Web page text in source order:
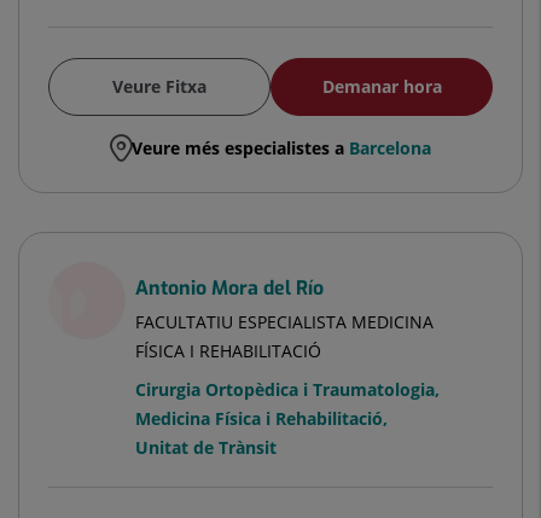
Veure Fitxa Demanar hora
Veure més especialistes a Barcelona
Antonio Mora del Río
FACULTATIU ESPECIALISTA MEDICINA
FÍSICA I REHABILITACIÓ
Cirurgia Ortopèdica i Traumatologia,
Medicina Física i Rehabilitació,
Unitat de Trànsit